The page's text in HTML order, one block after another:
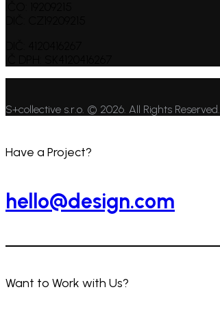
S+collective s.r.o. © 2026. All Rights Reserved.
Have a Project?
hello@design.com
Want to Work with Us?